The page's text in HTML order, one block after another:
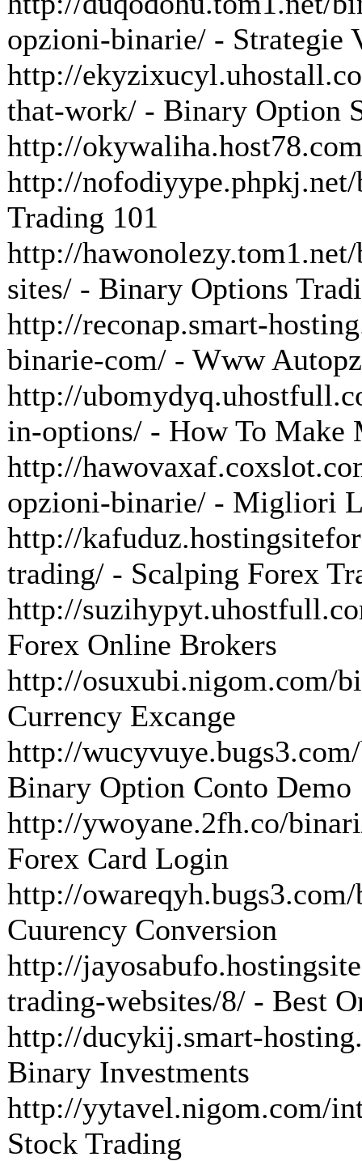
opzioni-binarie/ - Strategie
http://
that-work/ - Binary Option
http://
http://
Trading 101
http://
sites/ - Binary Options
http://reconap.smart-
binarie-com/ - Www
http://
in-options/ - How To Make
http://
opzioni-binarie/ - Migliori
http://
trading/ - Scalping Forex
http://
Forex Online Brokers
http://osuxubi.nigom.com/
Currency Excange
http://
Binary Option Conto Demo
http://ywoyane.2fh.co/
Forex Card Login
http://
Cuurency Conversion
http://
trading-websites/8/ - Best
http://ducykij.smart-
Binary Investments
http://yytavel.nigom.com/
Stock Trading